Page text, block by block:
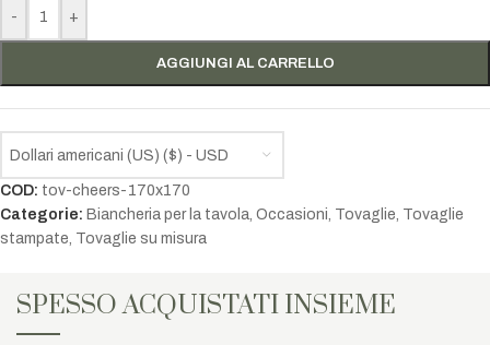
- +
AGGIUNGI AL CARRELLO
Dollari americani (US) ($) - USD
COD: tov-cheers-170x170
Categorie: Biancheria per la tavola, Occasioni, Tovaglie, Tovaglie
stampate, Tovaglie su misura
SPESSO ACQUISTATI INSIEME